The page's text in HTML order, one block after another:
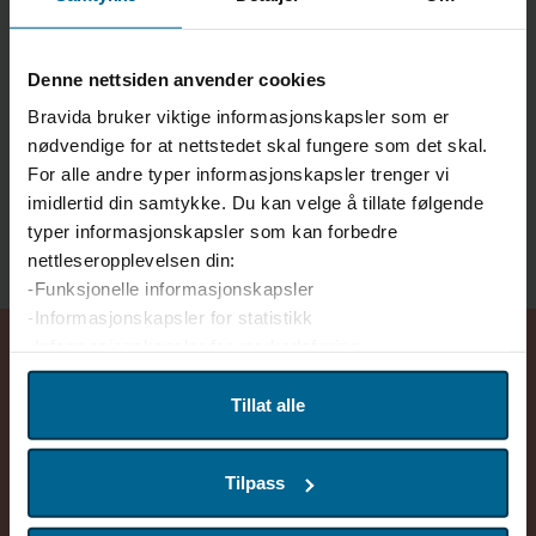
Denne nettsiden anvender cookies
Bravida bruker viktige informasjonskapsler som er
nødvendige for at nettstedet skal fungere som det skal.
For alle andre typer informasjonskapsler trenger vi
imidlertid din samtykke. Du kan velge å tillate følgende
typer informasjonskapsler som kan forbedre
nettleseropplevelsen din:
-Funksjonelle informasjonskapsler
-Informasjonskapsler for statistikk
Vi bruker enhetsidentifikatorer til å tilpasse innhold og
annonser for brukerne, tilby funksjoner for sosiale medier
informasjonen med våre partnere innen sosiale medier,
annonsering og analyse. Partnerne våre kan kombinere
Tillat alle
Tilpass
tor-kjetil.mollenes@bravida.no
Tom Roger Jensen
Regiondirektør
tom.roger.jensen@bravida.no
+47 93 21 13 31
Følg @bravidaalta på Instagram